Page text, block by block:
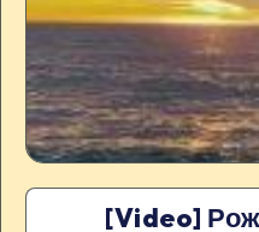
[Video]